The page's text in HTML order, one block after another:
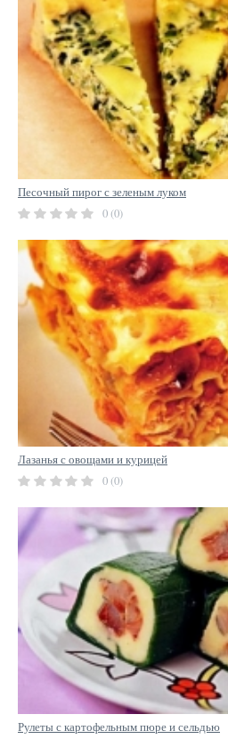
Песочный пирог с зеленым луком
0 (0)
Лазанья с овощами и курицей
0 (0)
Рулеты с картофельным пюре и сельдью